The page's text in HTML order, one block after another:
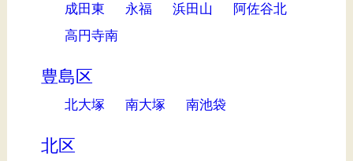
成田東
永福 浜田山
阿佐谷北
高円寺南
豊島区
北大塚 南大塚 南池袋
北区